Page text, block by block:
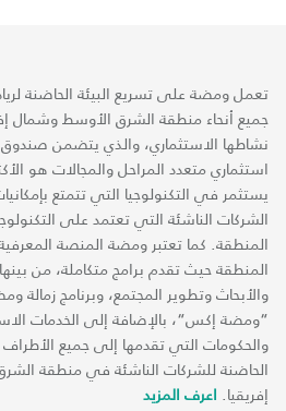
تعمل ومضة على تسريع البيئة الحاضنة
جميع أنحاء منطقة الشرق الأوسط وشمال
نشاطها الاستثماري، والذي يتضمن
استثماري متعدد المراحل والمجالات هو
يستثمر في التكنولوجيا التي تتمتع
الشركات الناشئة التي تعتمد على
المنطقة. كما تعتبر ومضة المنصة
المنطقة حيث تقدم برامج متكاملة، من بينها
والأبحاث وتطوير المجتمع، وبرنامج
“ومضة إكس“، بالإضافة إلى الخدمات
والحكومات التي تقدمها إلى جميع الأطراف
الحاضنة للشركات الناشئة في منطقة
إفريقيا. اعرف المزيد